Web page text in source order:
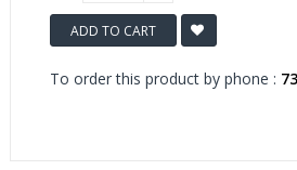
ADD TO CART
To order this product by phone :